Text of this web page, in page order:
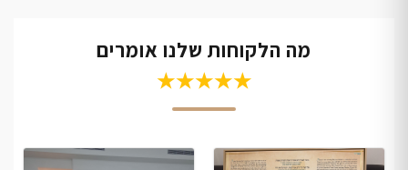
מה הלקוחות שלנו אומרים
★★★★★